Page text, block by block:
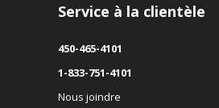
Service à la clientèle
450-465-4101
1-833-751-4101
Nous joindre